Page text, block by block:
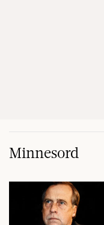
Minnesord